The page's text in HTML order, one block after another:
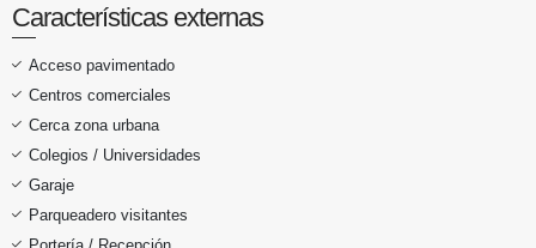
Características externas
Acceso pavimentado
Centros comerciales
Cerca zona urbana
Colegios / Universidades
Garaje
Parqueadero visitantes